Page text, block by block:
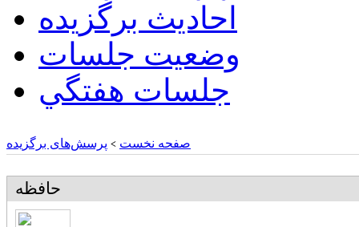
احادیث برگزیده
وضعیت جلسات
جلسات هفتگي
صفحه نخست > پرسش‌های برگزیده
حافظه